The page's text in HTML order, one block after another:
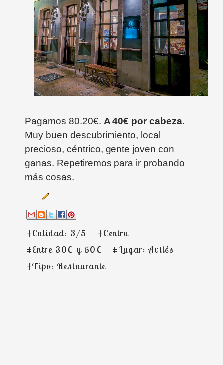
Pagamos 80.20€. A 40€ por cabeza.
Muy buen descubrimiento, local
precioso, céntrico, gente joven con
ganas. Repetiremos para ir probando
más cosas.
#Calidad: 3/5
#Centru
#Entre 30€ y 50€
#Lugar: Avilés
#Tipo: Restaurante